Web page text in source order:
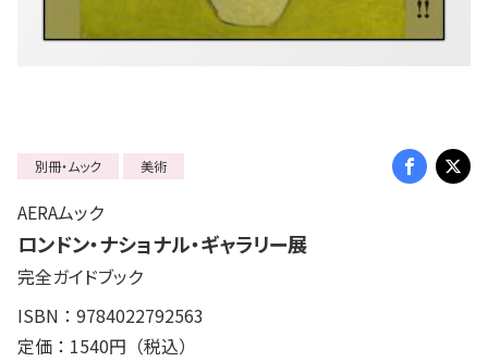
別冊・ムック 美術
AERAムック
ロンドン・ナショナル・ギャラリー展
完全ガイドブック
ISBN：9784022792563
定価：1540円（税込）